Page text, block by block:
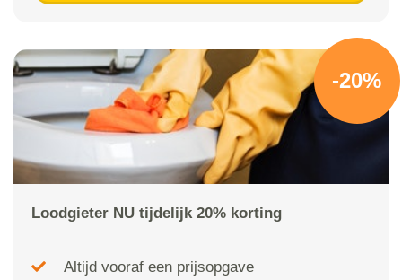
-20%
Loodgieter NU tijdelijk 20% korting
Altijd vooraf een prijsopgave